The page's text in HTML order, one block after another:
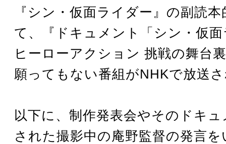
『シン・仮面ライダー』の副読
て、『ドキュメント「シン・仮
ヒーローアクション 挑戦の舞台
願ってもない番組がNHKで放送
以下に、制作発表会やそのドキ
された撮影中の庵野監督の発言